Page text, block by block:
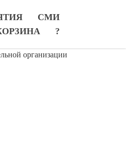
СМИ
?
организации